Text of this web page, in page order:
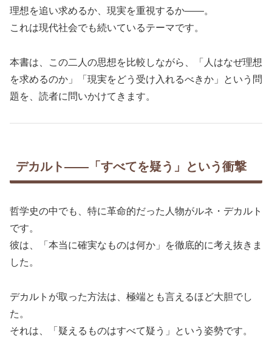
理想を追い求めるか、現実を重視するか――。
これは現代社会でも続いているテーマです。
本書は、この二人の思想を比較しながら、「人はなぜ理想
を求めるのか」「現実をどう受け入れるべきか」という問
題を、読者に問いかけてきます。
デカルト――「すべてを疑う」という衝撃
哲学史の中でも、特に革命的だった人物がルネ・デカルト
です。
彼は、「本当に確実なものは何か」を徹底的に考え抜きま
した。
デカルトが取った方法は、極端とも言えるほど大胆でし
た。
それは、「疑えるものはすべて疑う」という姿勢です。